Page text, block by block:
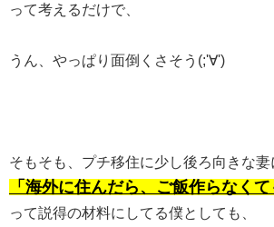
って考えるだけで、
うん、やっぱり面倒くさそう(;'∀')
そもそも、プチ移住に少し後ろ向きな妻
「海外に住んだら、ご飯作らなくて
って説得の材料にしてる僕としても、